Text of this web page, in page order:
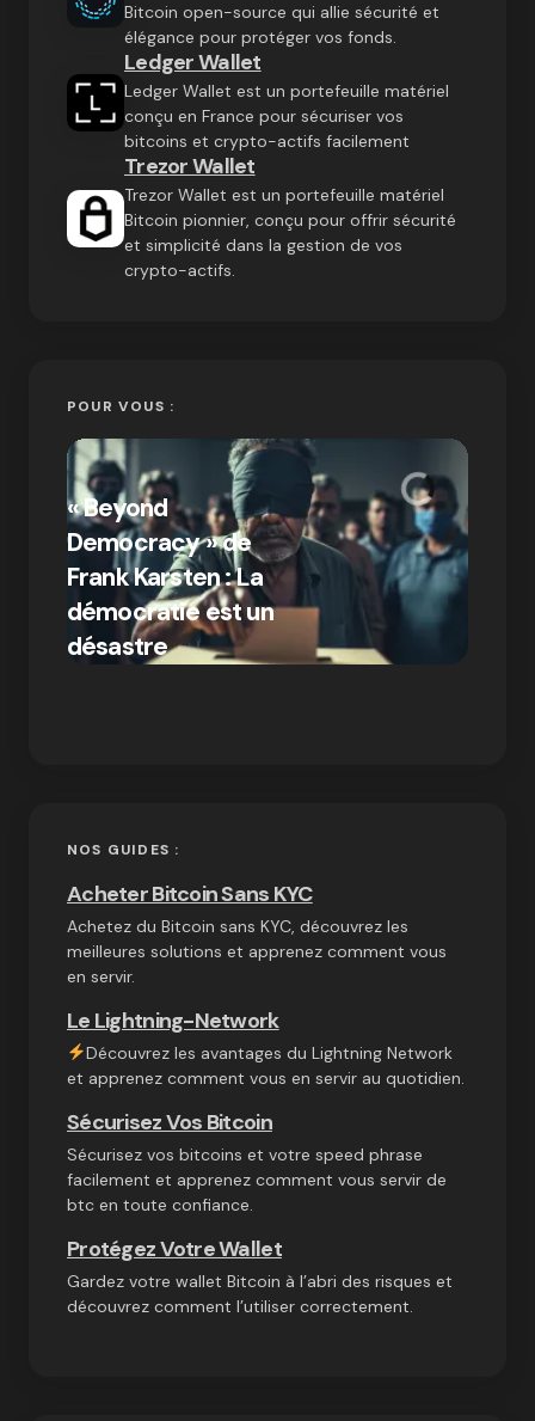
Bitcoin open-source qui allie sécurité et
élégance pour protéger vos fonds.
Ledger Wallet
Ledger Wallet est un portefeuille matériel
conçu en France pour sécuriser vos
bitcoins et crypto-actifs facilement
Trezor Wallet
Trezor Wallet est un portefeuille matériel
Bitcoin pionnier, conçu pour offrir sécurité
et simplicité dans la gestion de vos
crypto-actifs.
POUR VOUS :
« Beyond
Democracy » de
Frank Karsten : La
démocratie est un
désastre
par Ines Aissani
on 03/10/2024
NOS GUIDES :
Acheter Bitcoin Sans KYC
Achetez du Bitcoin sans KYC, découvrez les
meilleures solutions et apprenez comment vous
en servir.
Le Lightning-Network
Découvrez les avantages du Lightning Network
et apprenez comment vous en servir au quotidien.
Sécurisez Vos Bitcoin
Sécurisez vos bitcoins et votre speed phrase
facilement et apprenez comment vous servir de
btc en toute confiance.
Protégez Votre Wallet
Gardez votre wallet Bitcoin à l’abri des risques et
découvrez comment l’utiliser correctement.